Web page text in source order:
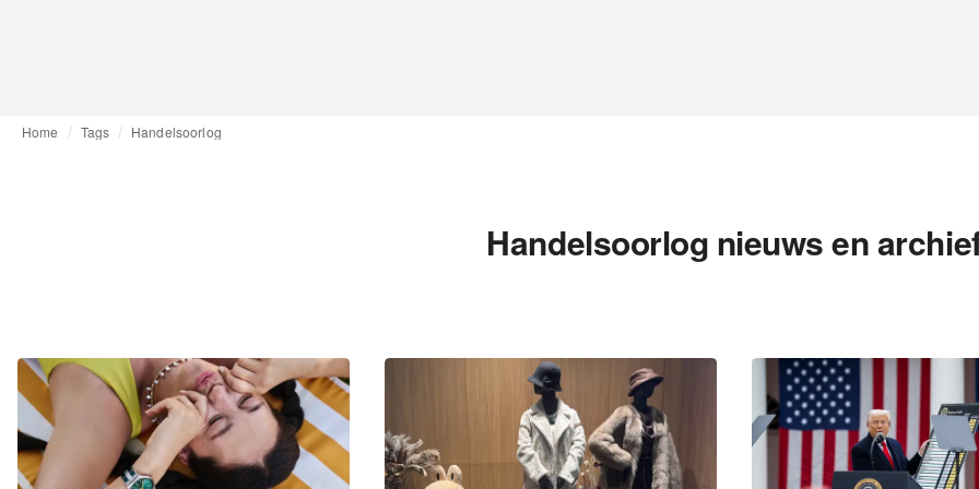
Home Tags Handelsoorlog
Handelsoorlog nieuws en